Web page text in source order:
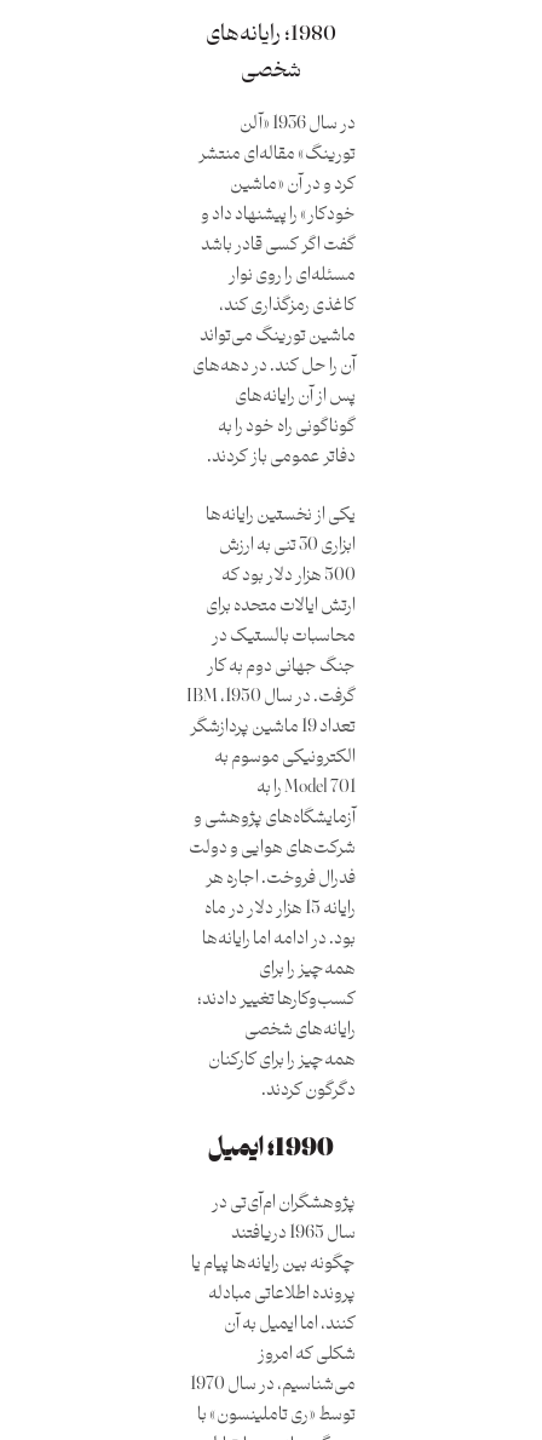
1980؛ رایانه‌های
شخصی
در سال 1936 «آلن
تورینگ» مقاله‌ای منتشر
کرد و در آن «ماشین
خودکار» را پیشنهاد داد و
گفت اگر کسی قادر باشد
مسئله‌ای را روی نوار
کاغذی رمزگذاری کند،
ماشین تورینگ می‌تواند
آن را حل کند. در دهه‌های
پس از آن رایانه‌‌های
گوناگونی راه خود را به
دفاتر عمومی باز کردند.
یکی از نخستین رایانه‌ها
ابزاری 30 تنی به ارزش
500 هزار دلار بود که
ارتش ایالات متحده برای
محاسبات بالستیک در
جنگ جهانی دوم به کار
گرفت. در سال 1950، IBM
تعداد 19 ماشین پردازشگر
الکترونیکی موسوم به
Model 701 را به
آزمایشگاه‌های پژوهشی و
شرکت‌های هوایی و دولت
فدرال فروخت. اجاره هر
رایانه 15 هزار دلار در ماه
بود. در ادامه اما رایانه‌ها
همه‌چیز را برای
کسب‌وکارها تغییر دادند؛
رایانه‌های شخصی
همه‌چیز را برای کارکنان
دگرگون کردند.
1990؛ ایمیل
پژوهشگران ام‌آی‌تی در
سال 1965 دریافتند
چگونه بین رایانه‌ها پیام یا
پرونده اطلاعاتی مبادله
کنند، اما ایمیل به آن
شکلی که امروز
می‌شناسیم، در سال 1970
توسط «ری تاملینسون» با